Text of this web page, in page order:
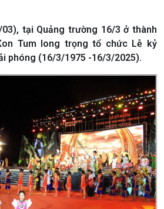
tại Quảng trường 16/3 ở thành
Tum long trọng tổ chức Lễ kỷ
phóng (16/3/1975 -16/3/2025).